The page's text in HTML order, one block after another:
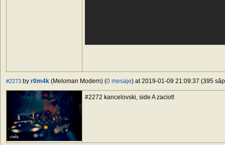
#2273 by r0m4k (Meloman Modern) (0 mesaje) at 2019-01-09 21:09:37 (395
#2272 kancelovski, side A zaciot!